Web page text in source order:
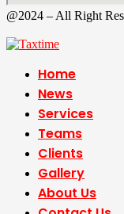
@2024 – All Right
Home
News
Services
Teams
Clients
Gallery
About Us